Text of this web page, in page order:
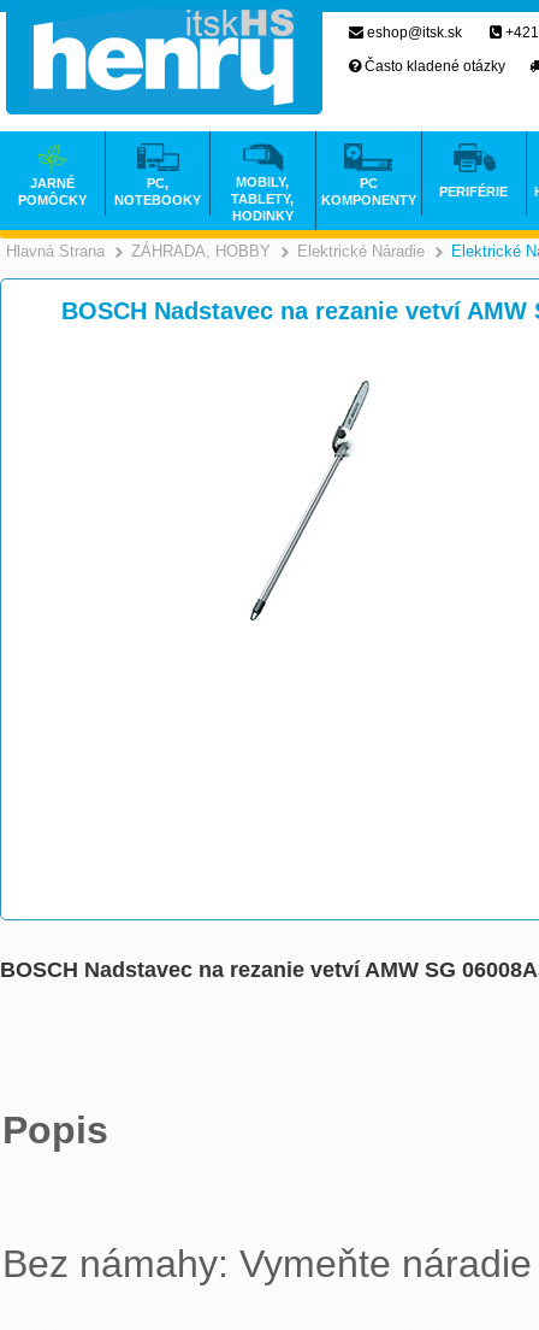
Hlavná Strana >
ZÁHRADA, HOBBY >
Elektrické Náradie Elektrické
BOSCH Nadstavec na rezanie vetví AMW
BOSCH Nadstavec na rezanie vetví AMW SG
Popis
Bez námahy: Vymeňte
eshop@itsk.sk
Často kladené otázky
JARNÉ
POMÔCKY
PC,
NOTEBOOKY
MOBILY,
TABLETY,
HODINKY
PC
KOMPONENTY
PERIFÉRIE